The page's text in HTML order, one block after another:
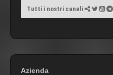
Tutti i nostri canali
Azienda